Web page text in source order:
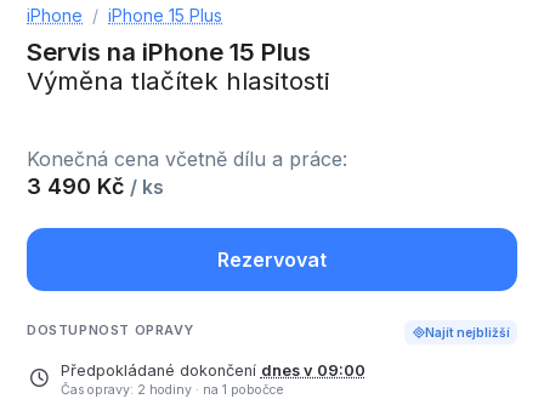
iPhone iPhone 15 Plus
Servis na iPhone 15 Plus
Výměna tlačítek hlasitosti
Konečná cena včetně dílu a práce:
3 490 Kč / ks
Rezervovat
DOSTUPNOST OPRAVY Najít nejbližší
Předpokládané dokončení dnes v 09:00
Čas opravy: 2 hodiny · na 1 pobočce